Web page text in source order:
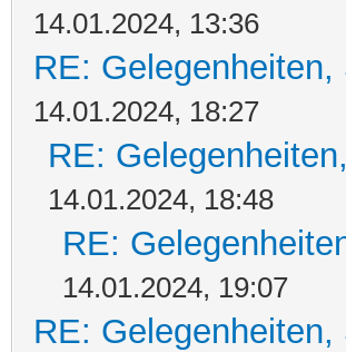
14.01.2024, 13:36
RE:
14.01.2024, 18:27
RE:
14.01.2024, 18:48
RE:
14.01.2024, 19:07
RE: